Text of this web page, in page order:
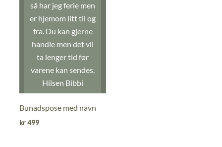
så har jeg ferie men
er hjemom litt til og
fra. Du kan gjerne
handle men det vil
ta lenger tid før
varene kan sendes.
Hilsen Bibbi
Bunadspose med navn
kr499